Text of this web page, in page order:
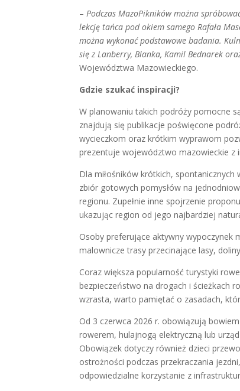
–Podczas MazoPikników można
lekcję tańca pod okiem samego Rafała
można wykonać podstawowe badania.
się z Lanberry, Blanka, Kamil Bednarek
Województwa Mazowieckiego.
Gdzie szukać inspiracji?
W planowaniu takich podróży pomocne
znajdują się publikacje poświęcone
wycieczkom oraz krótkim wyprawom
prezentuje województwo mazowieckie z
Dla miłośników krótkich,
zbiór gotowych pomysłów na
regionu. Zupełnie inne spojrzenie
ukazując region od jego najbardziej
Osoby preferujące aktywny wypoczynek
malownicze trasy przecinające lasy,
Coraz większa popularność turystyki
bezpieczeństwo na drogach i ścieżkach
wzrasta, warto pamiętać o zasadach,
Od 3 czerwca 2026 r. obowiązują
rowerem, hulajnogą elektryczną lub
Obowiązek dotyczy również dzieci
ostrożności podczas przekraczania
odpowiedzialne korzystanie z